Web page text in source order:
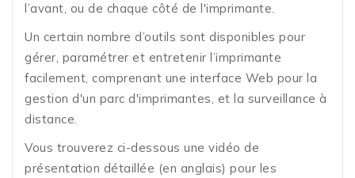
l’avant, ou de chaque côté de l'imprimante.
Un certain nombre d’outils sont disponibles pour
gérer, paramétrer et entretenir l’imprimante
facilement, comprenant une interface Web pour la
gestion d'un parc d'imprimantes, et la surveillance à
distance.
Vous trouverez ci-dessous une vidéo de
présentation détaillée (en anglais) pour les